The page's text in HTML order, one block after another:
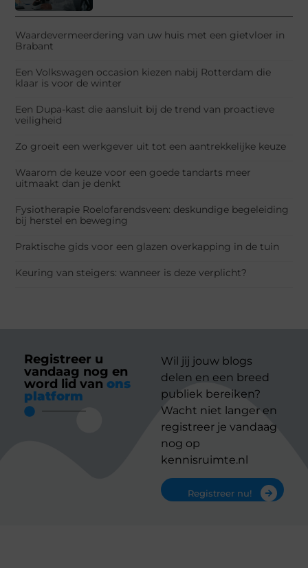
Waardevermeerdering van uw huis met een gietvloer in
Brabant
Een Volkswagen occasion kiezen nabij Rotterdam die
klaar is voor de winter
Een Dupa-kast die aansluit bij de trend van proactieve
veiligheid
Zo groeit een werkgever uit tot een aantrekkelijke keuze
Waarom de keuze voor een goede tandarts meer
uitmaakt dan je denkt
Fysiotherapie Roelofarendsveen: deskundige begeleiding
bij herstel en beweging
Praktische gids voor een glazen overkapping in de tuin
Keuring van steigers: wanneer is deze verplicht?
Registreer u
vandaag nog en
word lid van ons
platform
Wil jij jouw blogs
delen en een breed
publiek bereiken?
Wacht niet langer en
registreer je vandaag
nog op
kennisruimte.nl
Registreer nu!